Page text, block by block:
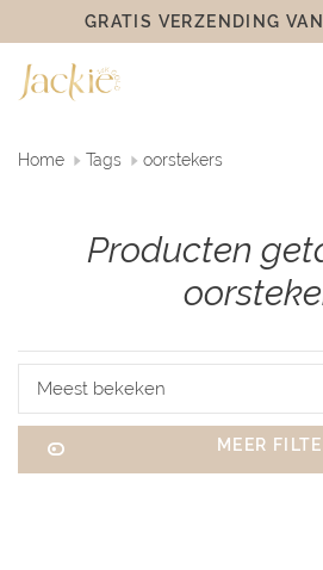
GRATIS VERZENDING
Home Tags oorstekers
Producten
Meest bekeken
MEER